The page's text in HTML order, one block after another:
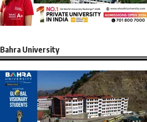
Bahra University